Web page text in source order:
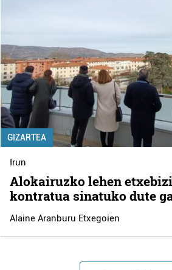
GIZARTEA
Irun
Alokairuzko lehen
kontratua sinatuko dute
Alaine Aranburu Etxegoien